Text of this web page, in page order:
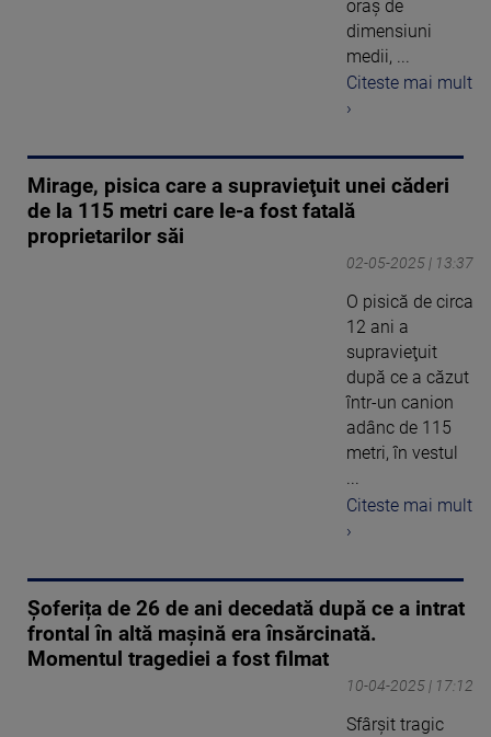
oraș de
dimensiuni
medii, ...
Citeste mai mult
›
Mirage, pisica care a supravieţuit unei căderi
de la 115 metri care le-a fost fatală
proprietarilor săi
02-05-2025 | 13:37
O pisică de circa
12 ani a
supravieţuit
după ce a căzut
într-un canion
adânc de 115
metri, în vestul
...
Citeste mai mult
›
Șoferița de 26 de ani decedată după ce a intrat
frontal în altă mașină era însărcinată.
Momentul tragediei a fost filmat
10-04-2025 | 17:12
Sfârșit tragic